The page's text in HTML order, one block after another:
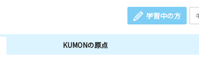
学習中の方
KUMONの原点